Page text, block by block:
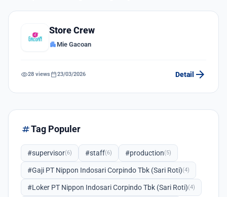
Store Crew
apartmentMie Gacoan
visibility28 views calendar_today23/03/2026 Detail arrow_forward
tagTag Populer
#supervisor(6) #staff(6) #production(5)
#Gaji PT Nippon Indosari Corpindo Tbk (Sari Roti)(4)
#Loker PT Nippon Indosari Corpindo Tbk (Sari Roti)(4)